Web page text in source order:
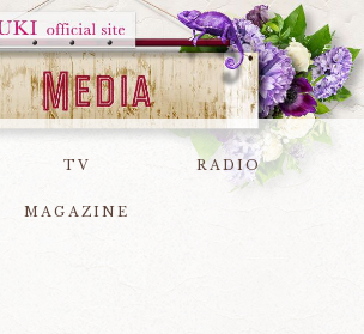
TV RADIO
MAGAZINE